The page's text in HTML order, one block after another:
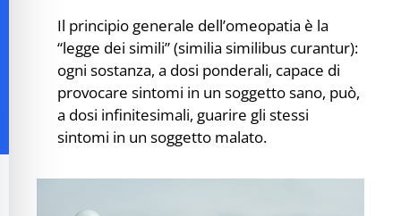
Il principio generale dell’omeopatia è la
“legge dei simili” (similia similibus curantur):
ogni sostanza, a dosi ponderali, capace di
provocare sintomi in un soggetto sano, può,
a dosi infinitesimali, guarire gli stessi
sintomi in un soggetto malato.